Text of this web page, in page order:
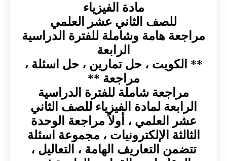
مادة الفيزياء
للصف الثاني عشر العلمي
مراجعة هامة وشاملة للفترة الدراسية
الرابعة
** الكويت ، حل تمارين ، حل اسئلة ،
مراجعة **
مراجعة شاملة للفترة الدراسية
الرابعة لمادة الفيزياء للصف الثاني
عشر العلمي ، أولاً مراجعة الوحدة
الثالثة الإلكترونيات ، مجموعة اسئلة
تتضمن التعاريف الهامة ، التعاليل ،